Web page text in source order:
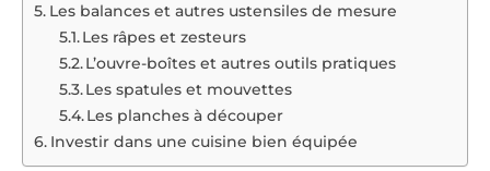
Les balances et autres ustensiles de mesure
Les râpes et zesteurs
L’ouvre-boîtes et autres outils pratiques
Les spatules et mouvettes
Les planches à découper
Investir dans une cuisine bien équipée